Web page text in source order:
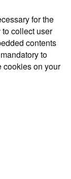
for the
collect user
contents
to
cookies on your